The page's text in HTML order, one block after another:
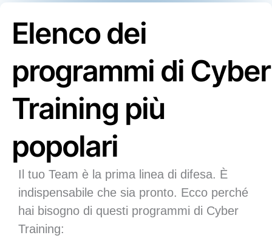
Elenco dei
programmi di Cyber
Training più
popolari
Il tuo Team è la prima linea di difesa. È
indispensabile che sia pronto. Ecco perché
hai bisogno di questi programmi di Cyber
Training: